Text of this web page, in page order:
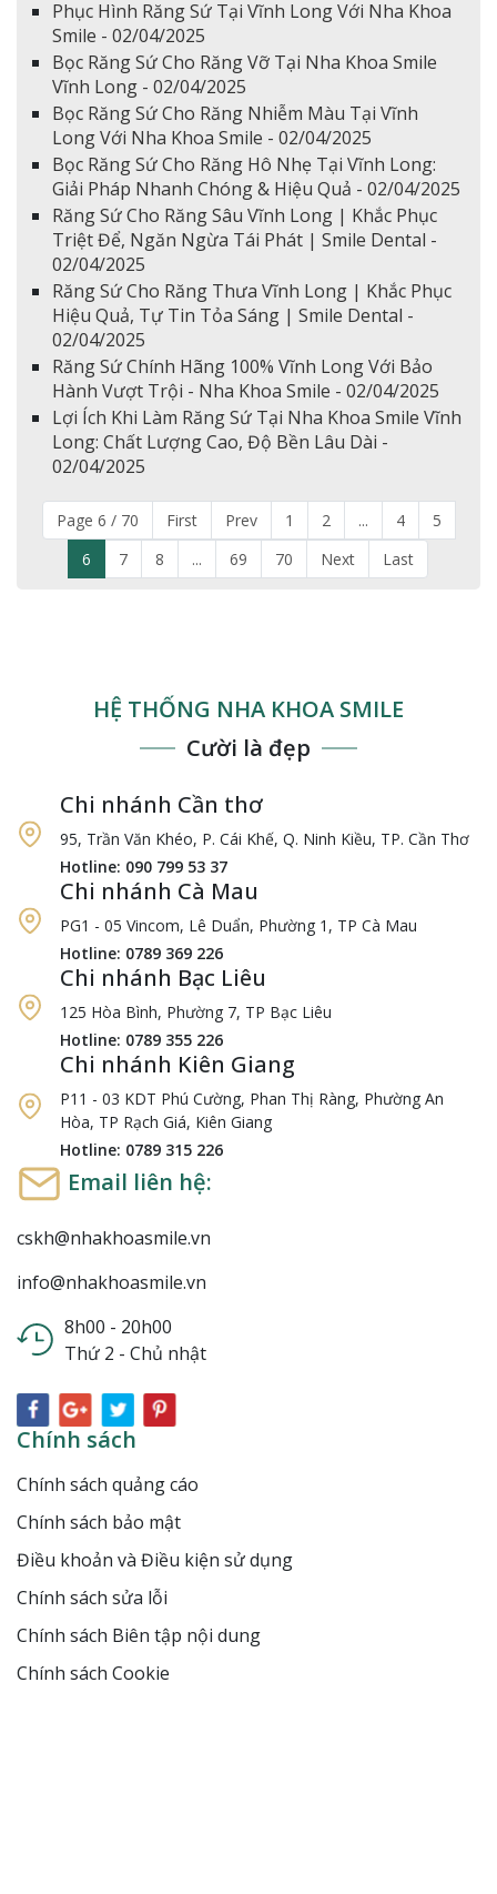
Phục Hình Răng Sứ Tại Vĩnh Long Với Nha Khoa
Smile - 02/04/2025
Bọc Răng Sứ Cho Răng Vỡ Tại Nha Khoa Smile
Vĩnh Long - 02/04/2025
Bọc Răng Sứ Cho Răng Nhiễm Màu Tại Vĩnh
Long Với Nha Khoa Smile - 02/04/2025
Bọc Răng Sứ Cho Răng Hô Nhẹ Tại Vĩnh Long:
Giải Pháp Nhanh Chóng & Hiệu Quả - 02/04/2025
Răng Sứ Cho Răng Sâu Vĩnh Long | Khắc Phục
Triệt Để, Ngăn Ngừa Tái Phát | Smile Dental -
02/04/2025
Răng Sứ Cho Răng Thưa Vĩnh Long | Khắc Phục
Hiệu Quả, Tự Tin Tỏa Sáng | Smile Dental -
02/04/2025
Răng Sứ Chính Hãng 100% Vĩnh Long Với Bảo
Hành Vượt Trội - Nha Khoa Smile - 02/04/2025
Lợi Ích Khi Làm Răng Sứ Tại Nha Khoa Smile Vĩnh
Long: Chất Lượng Cao, Độ Bền Lâu Dài -
02/04/2025
Page 6 / 70 First Prev 1 2 ... 4
5
6
7 8 ... 69 70 Next Last
HỆ THỐNG NHA KHOA SMILE
Cười là đẹp
Chi nhánh Cần thơ
95, Trần Văn Khéo, P. Cái Khế, Q. Ninh Kiều, TP. Cần Thơ
Hotline: 090 799 53 37
Chi nhánh Cà Mau
PG1 - 05 Vincom, Lê Duẩn, Phường 1, TP Cà Mau
Hotline: 0789 369 226
Chi nhánh Bạc Liêu
125 Hòa Bình, Phường 7, TP Bạc Liêu
Hotline: 0789 355 226
Chi nhánh Kiên Giang
P11 - 03 KDT Phú Cường, Phan Thị Ràng, Phường An
Hòa, TP Rạch Giá, Kiên Giang
Hotline: 0789 315 226
Email liên hệ:
cskh@nhakhoasmile.vn
info@nhakhoasmile.vn
8h00 - 20h00
Thứ 2 - Chủ nhật
Chính sách
Chính sách quảng cáo
Chính sách bảo mật
Điều khoản và Điều kiện sử dụng
Chính sách sửa lỗi
Chính sách Biên tập nội dung
Chính sách Cookie